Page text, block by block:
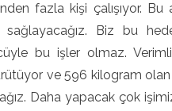
fazla kişi çalışıyor. Bu
Biz bu
bu işler olmaz.
ve 596 kilogram
Daha yapacak çok